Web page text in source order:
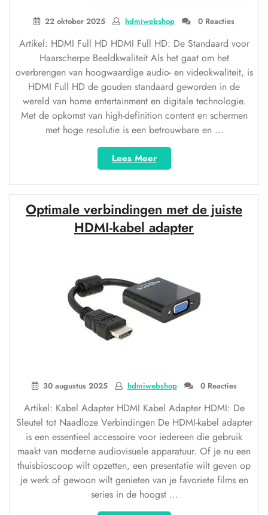
22 oktober 2025 hdmiwebshop 0 Reacties
Artikel: HDMI Full HD HDMI Full HD: De Standaard voor
Haarscherpe Beeldkwaliteit Als het gaat om het
overbrengen van hoogwaardige audio- en videokwaliteit, is
HDMI Full HD de gouden standaard geworden in de
wereld van home entertainment en digitale technologie.
Met de opkomst van high-definition content en schermen
met hoge resolutie is een betrouwbare en …
Lees Meer“Ontdek
de
Magie
van
HDMI
Full
HD:
in
Optima
Forma”
Optimale verbindingen met de juiste
HDMI-kabel adapter
30 augustus 2025 hdmiwebshop 0 Reacties
Artikel: Kabel Adapter HDMI Kabel Adapter HDMI: De
Sleutel tot Naadloze Verbindingen De HDMI-kabel adapter
is een essentieel accessoire voor iedereen die gebruik
maakt van moderne audiovisuele apparatuur. Of je nu een
thuisbioscoop wilt opzetten, een presentatie wilt geven op
je werk of gewoon wilt genieten van je favoriete films en
series in de hoogst …